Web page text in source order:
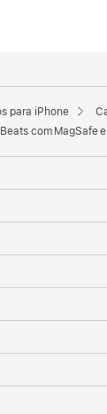
para iPhone
e Controle da Câmera